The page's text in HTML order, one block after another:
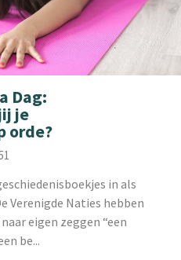
Dag:
je
orde?
in als
Verenigde Naties hebben
eigen zeggen “een
be...